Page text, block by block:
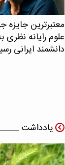
معتبرترین جایزه
علوم رایانه نظری
دانشمند ایرانی
یادداشت